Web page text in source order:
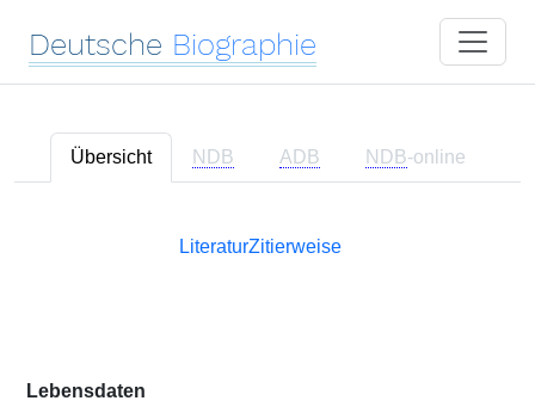
Deutsche Biographie
Übersicht NDB ADB NDB-online
LiteraturZitierweise
Lebensdaten